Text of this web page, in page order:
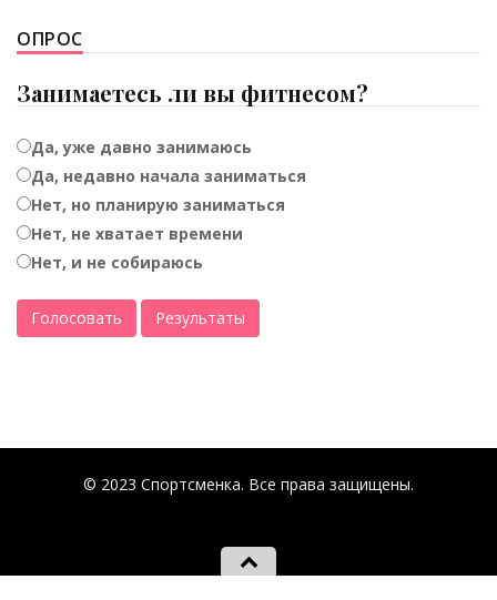
ОПРОС
Занимаетесь ли вы фитнесом?
Да, уже давно занимаюсь
Да, недавно начала заниматься
Нет, но планирую заниматься
Нет, не хватает времени
Нет, и не собираюсь
Голосовать Результаты
© 2023 Спортсменка. Все права защищены.